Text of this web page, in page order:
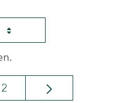
Seite
2